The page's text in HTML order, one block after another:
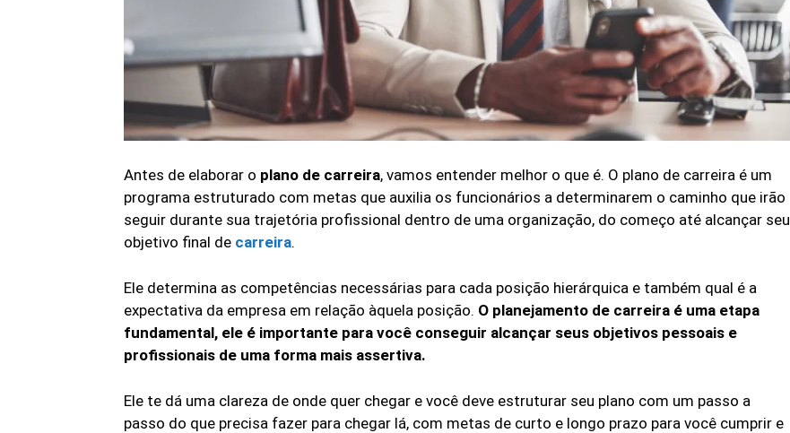
Antes de elaborar o plano de carreira, vamos entender melhor o que é. O plano de carreira é um
programa estruturado com metas que auxilia os funcionários a determinarem o caminho que irão
seguir durante sua trajetória profissional dentro de uma organização, do começo até alcançar seu
objetivo final de carreira.
Ele determina as competências necessárias para cada posição hierárquica e também qual é a
expectativa da empresa em relação àquela posição. O planejamento de carreira é uma etapa
fundamental, ele é importante para você conseguir alcançar seus objetivos pessoais e
profissionais de uma forma mais assertiva.
Ele te dá uma clareza de onde quer chegar e você deve estruturar seu plano com um passo a
passo do que precisa fazer para chegar lá, com metas de curto e longo prazo para você cumprir e